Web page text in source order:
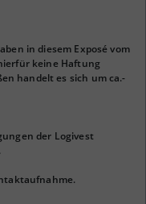
in diesem Exposé vom
keine Haftung
handelt es sich um ca.-
der Logivest